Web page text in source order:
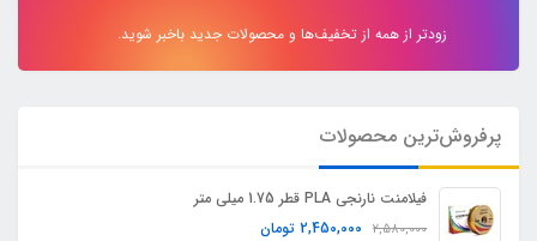
زودتر از همه از تخفیف‌ها و محصولات جدید باخبر شوید.
پرفروش‌ترین محصولات
فیلامنت نارنجی PLA قطر 1.75 میلی متر
2,580,000
2,450,000 تومان